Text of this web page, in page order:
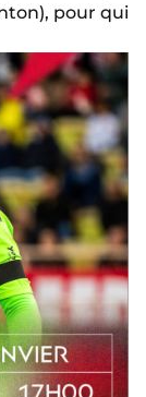
pour qui